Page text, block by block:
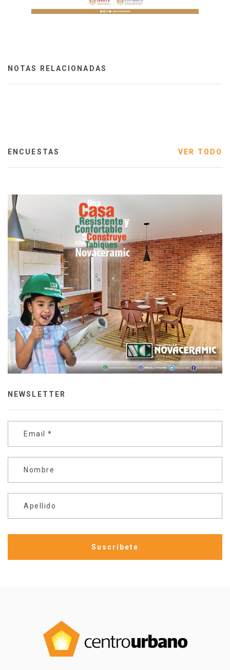
NOTAS RELACIONADAS
ENCUESTAS VER TODO
NEWSLETTER
Email *
Nombre
Apellido